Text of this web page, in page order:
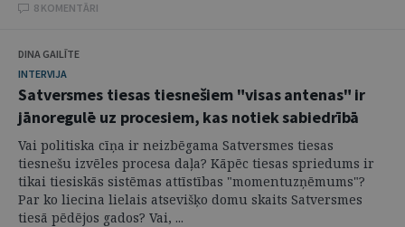
8 KOMENTĀRI
DINA GAILĪTE
INTERVIJA
Satversmes tiesas tiesnešiem "visas antenas" ir
jānoregulē uz procesiem, kas notiek sabiedrībā
Vai politiska cīņa ir neizbēgama Satversmes tiesas
tiesnešu izvēles procesa daļa? Kāpēc tiesas spriedums ir
tikai tiesiskās sistēmas attīstības "momentuzņēmums"?
Par ko liecina lielais atsevišķo domu skaits Satversmes
tiesā pēdējos gados? Vai, ...